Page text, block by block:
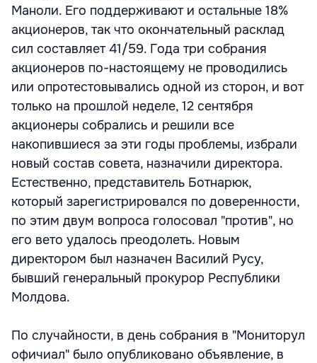
Маноли. Его поддерживают и остальные 18%
акционеров, так что окончательный расклад
сил составляет 41/59. Года три собрания
акционеров по-настоящему не проводились
или опротестовывались одной из сторон, и вот
только на прошлой неделе, 12 сентября
акционеры собрались и решили все
накопившиеся за эти годы проблемы, избрали
новый состав совета, назначили директора.
Естественно, представитель Ботнарюк,
который зарегистрировался по доверенности,
по этим двум вопроса голосовал "против", но
его вето удалось преодолеть. Новым
директором был назначен Василий Русу,
бывший генеральный прокурор Республики
Молдова.
По случайности, в день собрания в "Мониторул
офичиал" было опубликовано объявление, в